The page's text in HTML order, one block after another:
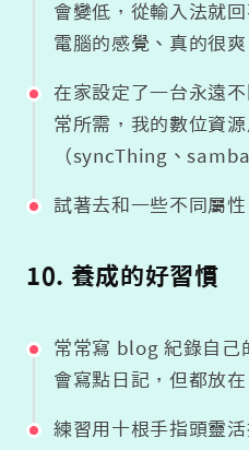
會變低，從輸入法就
電腦的感覺、真的很爽
在家設定了一台永遠
常所需，我的數位資
（syncThing、
試著去和一些不同屬
10. 養成的好習慣
常常寫 blog 紀錄自己
會寫點日記，但都放
練習用十根手指頭靈